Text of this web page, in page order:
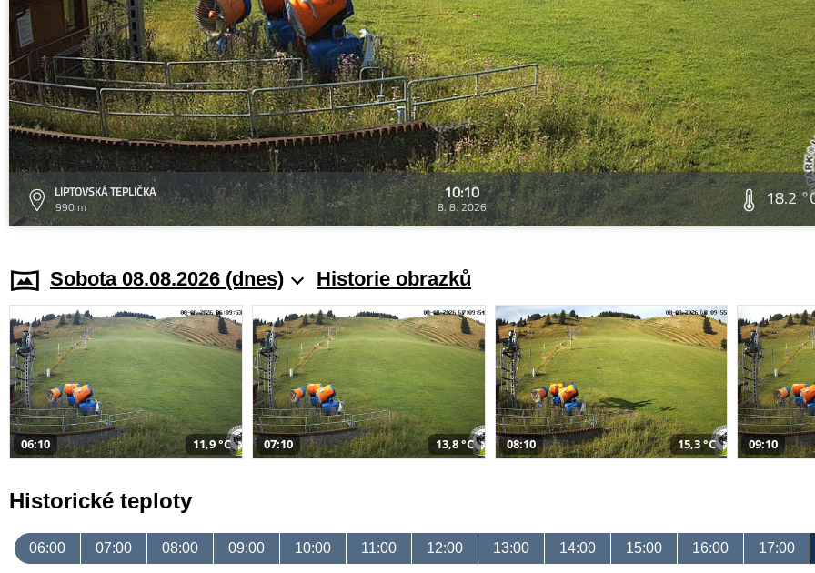
LIPTOVSKÁ TEPLIČKA
990 m
10:10
8. 8. 2026 18.2
Sobota 08.08.2026 (dnes) Historie obrazků
06:10 11,9 °C 07:10 13,8 °C 08:10 15,3 °C 09:10
Historické teploty
06:00 07:00 08:00 09:00 10:00 11:00 12:00 13:00 14:00 15:00 16:00 17:00